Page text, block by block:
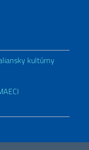
kultúrny